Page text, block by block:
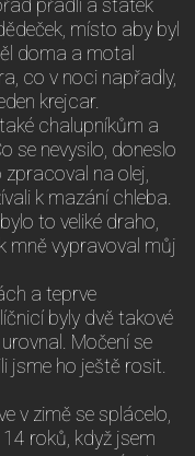
přadli a statek
místo aby byl
doma a motal
co v noci napřadly,
krejcar.
chalupníkům a
se nevysilo, doneslo
na olej,
k mazání chleba.
to veliké draho,
mně vypravoval můj
a teprve
byly dvě takové
Močení se
jsme ho ještě rosit.
v zimě se splácelo,
roků, když jsem